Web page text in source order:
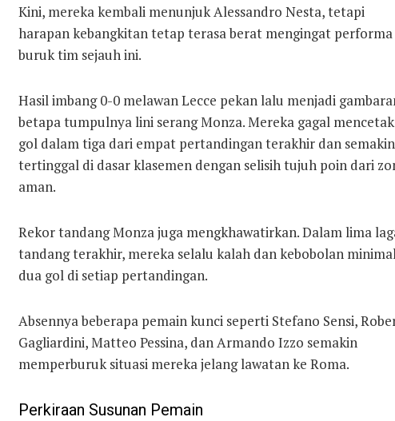
Kini, mereka kembali menunjuk Alessandro Nesta, tetapi
harapan kebangkitan tetap terasa berat mengingat performa
buruk tim sejauh ini.
Hasil imbang 0-0 melawan Lecce pekan lalu menjadi
betapa tumpulnya lini serang Monza. Mereka gagal mencetak
gol dalam tiga dari empat pertandingan terakhir dan semakin
tertinggal di dasar klasemen dengan selisih tujuh poin dari
aman.
Rekor tandang Monza juga mengkhawatirkan. Dalam lima
tandang terakhir, mereka selalu kalah dan kebobolan
dua gol di setiap pertandingan.
Absennya beberapa pemain kunci seperti Stefano Sensi,
Gagliardini, Matteo Pessina, dan Armando Izzo semakin
memperburuk situasi mereka jelang lawatan ke Roma.
Perkiraan Susunan Pemain